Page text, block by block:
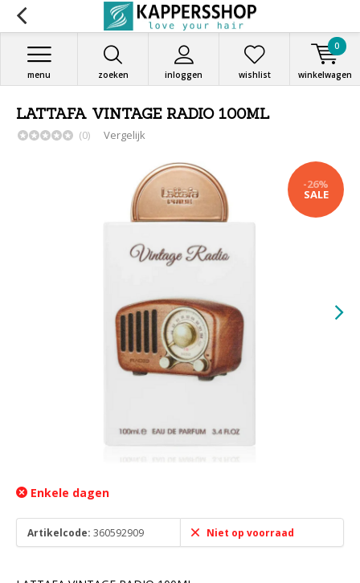
zoeken inloggen
menu wishlist winkelwagen
0
LATTAFA VINTAGE RADIO 100ML
(0) Vergelijk
-26%
SALE
Enkele dagen
Artikelcode: 360592909 Niet op voorraad